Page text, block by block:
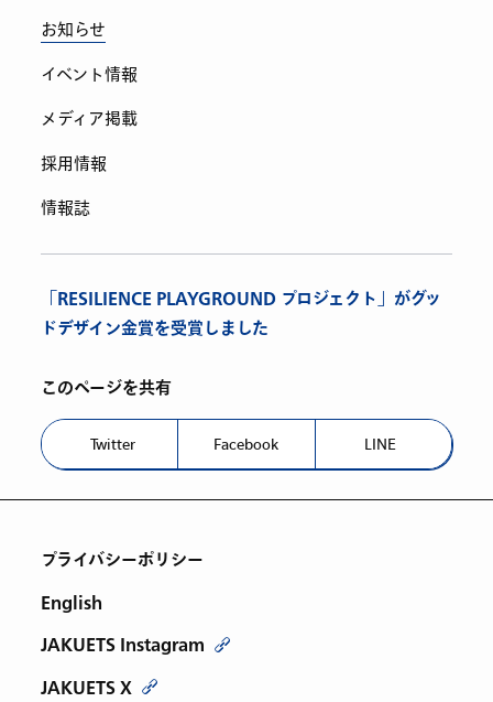
お知らせ
イベント情報
メディア掲載
採用情報
情報誌
「RESILIENCE PLAYGROUND プロジェクト」がグッ
ドデザイン金賞を受賞しました
このページを共有
Twitter Facebook LINE
プライバシーポリシー
English
JAKUETS Instagram
JAKUETS X